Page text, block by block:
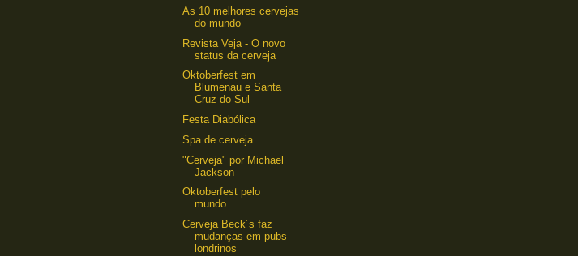
As 10 melhores cervejas
do mundo
Revista Veja - O novo
status da cerveja
Oktoberfest em
Blumenau e Santa
Cruz do Sul
Festa Diabólica
Spa de cerveja
"Cerveja" por Michael
Jackson
Oktoberfest pelo
mundo...
Cerveja Beck´s faz
mudanças em pubs
londrinos